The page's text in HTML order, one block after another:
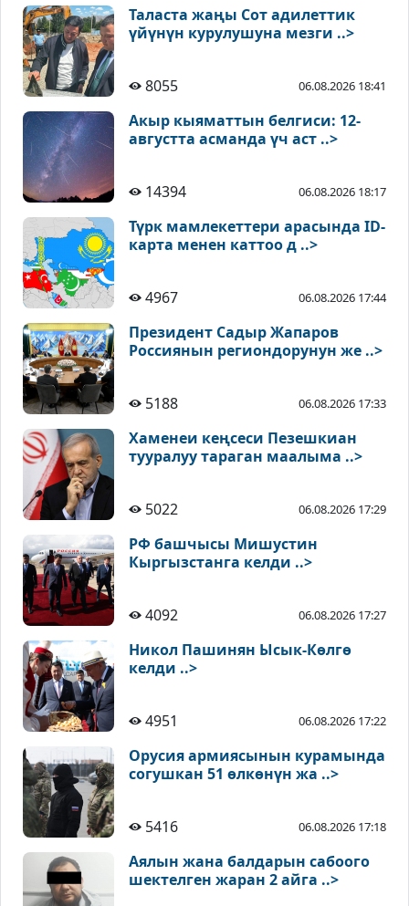
Таласта жаңы Сот адилеттик
үйүнүн курулушуна мезги ..>
8055 06.08.2026 18:41
Акыр кыяматтын белгиси: 12-
августта асманда үч аст ..>
14394 06.08.2026 18:17
Түрк мамлекеттери арасында ID-
карта менен каттоо д ..>
4967 06.08.2026 17:44
Президент Садыр Жапаров
Россиянын региондорунун же ..>
5188 06.08.2026 17:33
Хаменеи кеңсеси Пезешкиан
тууралуу тараган маалыма ..>
5022 06.08.2026 17:29
РФ башчысы Мишустин
Кыргызстанга келди ..>
4092 06.08.2026 17:27
Никол Пашинян Ысык-Көлгө
келди ..>
4951 06.08.2026 17:22
Орусия армиясынын курамында
согушкан 51 өлкөнүн жа ..>
5416 06.08.2026 17:18
Аялын жана балдарын сабоого
шектелген жаран 2 айга ..>